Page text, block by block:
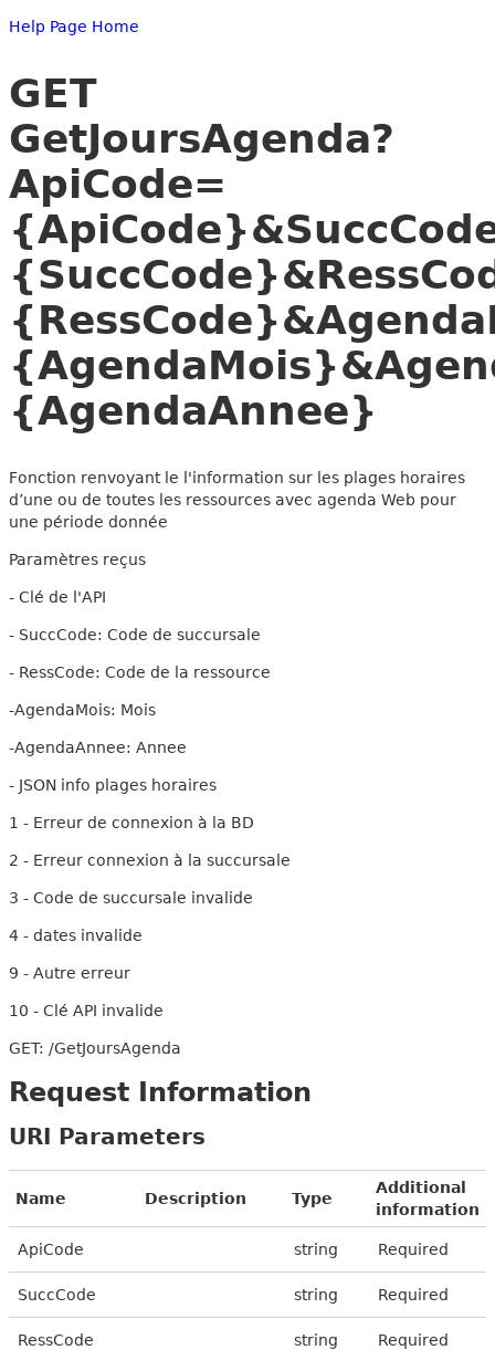
Help Page Home
GET
GetJoursAgenda?
ApiCode=
{AgendaAnnee}
Fonction renvoyant le l'information sur les plages horaires
d’une ou de toutes les ressources avec agenda Web pour
une période donnée
Paramètres reçus
- Clé de l'API
- SuccCode: Code de succursale
- RessCode: Code de la ressource
-AgendaMois: Mois
-AgendaAnnee: Annee
- JSON info plages horaires
1 - Erreur de connexion à la BD
2 - Erreur connexion à la succursale
3 - Code de succursale invalide
4 - dates invalide
9 - Autre erreur
10 - Clé API invalide
GET: /GetJoursAgenda
Request Information
URI Parameters
Name Description Type
Additional
information
ApiCode string Required
SuccCode string Required
RessCode string Required